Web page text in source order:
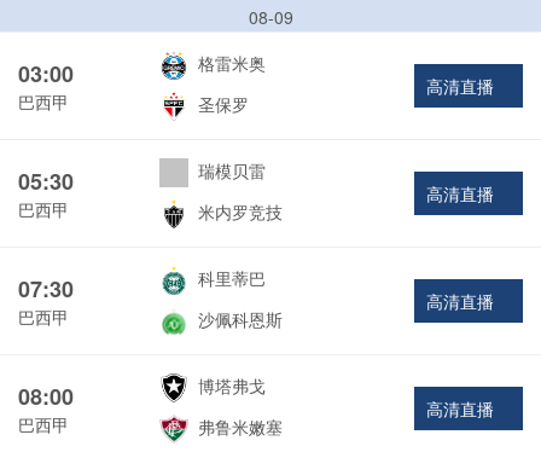
08-09
03:00
巴西甲
格雷米奥
圣保罗
高清直播
05:30
巴西甲
瑞模贝雷
米内罗竞技
高清直播
07:30
巴西甲
科里蒂巴
沙佩科恩斯
高清直播
08:00
巴西甲
博塔弗戈
弗鲁米嫩塞
高清直播